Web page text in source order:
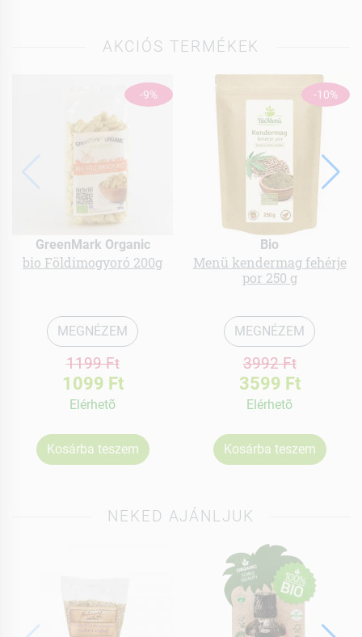
AKCIÓS TERMÉKEK
-9%
GreenMark Organic
bio Földimogyoró 200g
MEGNÉZEM
1199 Ft
1099 Ft
Elérhetõ
Kosárba teszem
-10%
Bio
Menü kendermag fehérje
por 250 g
MEGNÉZEM
3992 Ft
3599 Ft
Elérhetõ
Kosárba teszem
NEKED AJÁNLJUK